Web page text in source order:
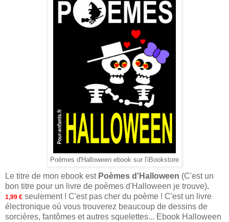
Poèmes d'Halloween ebook sur l'iBookstore
Le titre de mon ebook est Poèmes d'Halloween (C'est un
bon titre pour un livre de poèmes d'Halloween je trouve).
1,99 € seulement ! C'est pas cher du poème ! C'est un livre
électronique où vous trouverez beaucoup de dessins de
sorcières, fantômes et autres squelettes... Ebook Halloween